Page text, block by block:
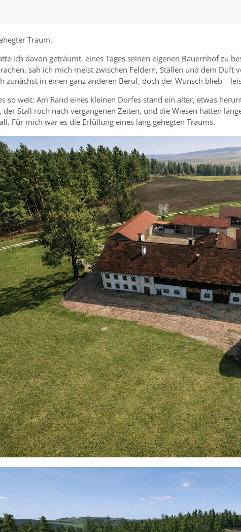
Traum.
ich davon geträumt, eines Tages seinen eigenen Bauernhof zu
sah ich mich meist zwischen Feldern, Ställen und dem Duft
zunächst in einen ganz anderen Beruf, doch der Wunsch blieb –
so weit: Am Rand eines kleinen Dorfes stand ein alter, etwas
Stall roch nach vergangenen Zeiten, und die Wiesen hatten
Für mich war es die Erfüllung eines lang gehegten Traums.